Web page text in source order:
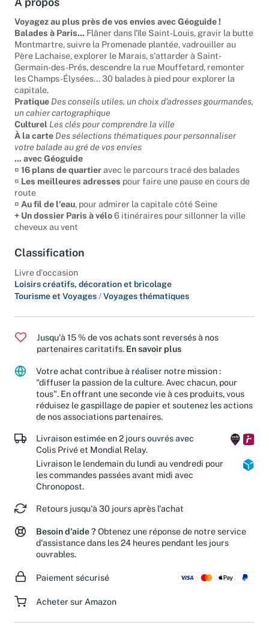
À propos
Voyagez au plus près de vos envies avec Géoguide !
Balades à Paris...Flâner dans l'île Saint-Louis, gravir la butte
Montmartre, suivre la Promenade plantée, vadrouiller au
Père Lachaise, explorer le Marais, s'attarder à Saint-
Germain-des-Prés, descendre la rue Mouffetard, remonter
les Champs-Élysées... 30 balades à pied pour explorer la
capitale.
Pratique Des conseils utiles, un choix d'adresses gourmandes,
un cahier cartographique
CulturelLes clés pour comprendre la ville
À la carte Des sélections thématiques pour personnaliser
votre balade au gré de vos envies
... avec Géoguide
¤ 16 plans de quartieravec le parcours tracé des balades
¤Les meilleures adresses
pour faire une pause en cours de
route
¤ Au fil de l'eau, pour admirer la capitale côté Seine
+ Un dossier Paris à vélo
6 itinéraires pour sillonner la ville
Classification
Livre d'occasion
Loisirs créatifs, décoration et bricolage
Jusqu'à 15 % de vos achats sont reversés à nos
partenaires caritatifs.
En savoir plus
Votre achat contribue à réaliser notre mission :
"diffuser la passion de la culture. Avec chacun, pour
tous". En offrant une seconde vie à ces produits, vous
réduisez le gaspillage de papier et soutenez les actions
de nos associations partenaires.
Livraison estimée en 2 jours ouvrés avec
Colis Privé et Mondial Relay.
Livraison le lendemain du lundi au vendredi pour
les commandes passées avant midi avec
Retours jusqu'à 30 jours après l'achat
Besoin d'aide ?Obtenez une réponse de notre service
d'assistance dans les 24 heures pendant les jours